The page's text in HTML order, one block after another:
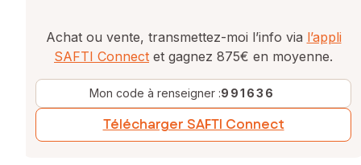
Achat ou vente, transmettez-moi l’info via l’appli
SAFTI Connect et gagnez 875€ en moyenne.
Mon code à renseigner :991636
Télécharger SAFTI Connect